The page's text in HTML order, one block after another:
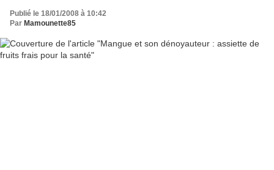
Publié le 18/01/2008 à 10:42
Par Mamounette85